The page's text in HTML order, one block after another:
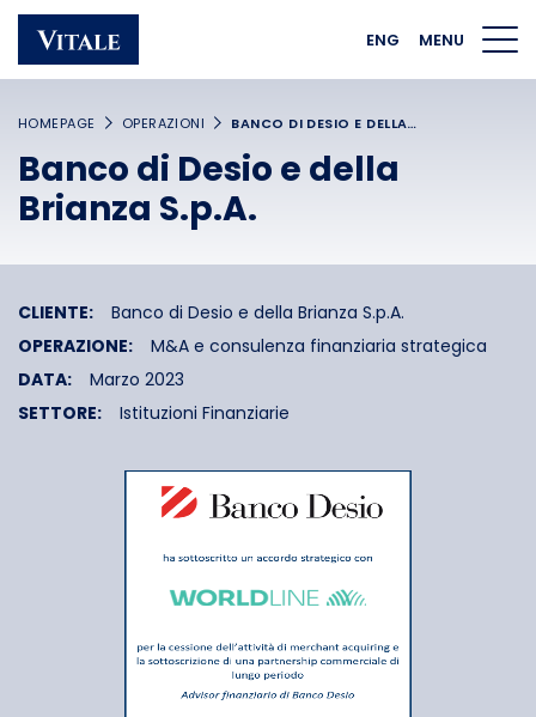
Homepage Main navigation
ENG MENU
HOMEPAGE OPERAZIONI BANCO DI DESIO E DELLA…
Banco di Desio e della
Brianza S.p.A.
CLIENTE:
Banco di Desio e della Brianza S.p.A.
OPERAZIONE:
M&A e consulenza finanziaria strategica
DATA:
Marzo 2023
SETTORE:
Istituzioni Finanziarie